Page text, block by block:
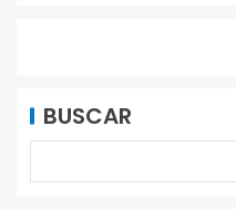
BUSCAR